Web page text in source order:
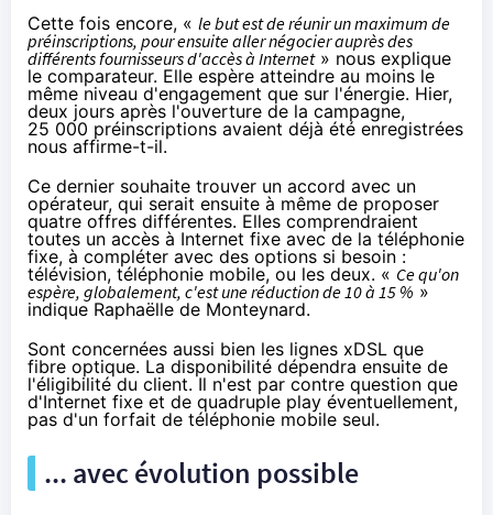
Cette fois encore, « le but est de réunir un maximum de
préinscriptions, pour ensuite aller négocier auprès des
différents fournisseurs d'accès à Internet» nous explique
le comparateur. Elle espère atteindre au moins le
même niveau d'engagement que sur l'énergie. Hier,
deux jours après l'ouverture de la campagne,
25 000 préinscriptions avaient déjà été enregistrées
nous affirme-t-il.
Ce dernier souhaite trouver un accord avec un
opérateur, qui serait ensuite à même de proposer
quatre offres différentes. Elles comprendraient
toutes un accès à Internet fixe avec de la téléphonie
fixe, à compléter avec des options si besoin :
télévision, téléphonie mobile, ou les deux. « Ce qu'on
espère, globalement, c'est une réduction de 10 à 15 % »
indique Raphaëlle de Monteynard.
Sont concernées aussi bien les lignes xDSL que
fibre optique. La disponibilité dépendra ensuite de
l'éligibilité du client. Il n'est par contre question que
d'Internet fixe et de quadruple play éventuellement,
pas d'un forfait de téléphonie mobile seul.
... avec évolution possible